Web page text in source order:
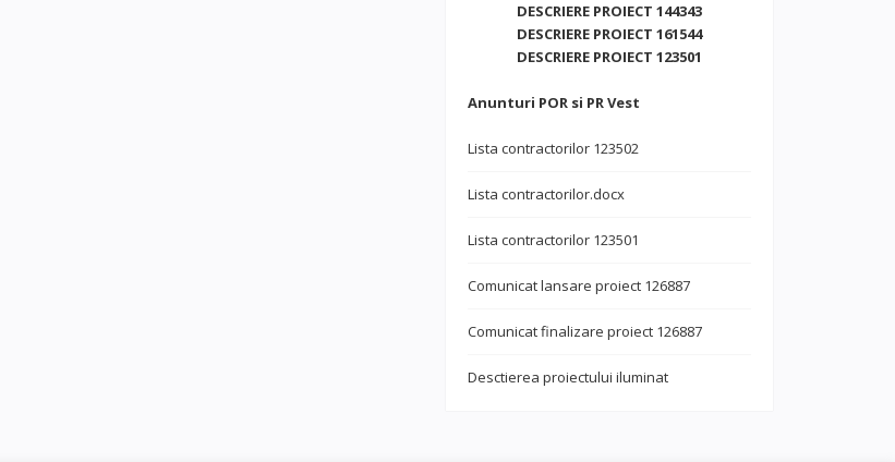
DESCRIERE PROIECT 144343
DESCRIERE PROIECT 161544
DESCRIERE PROIECT 123501
Anunturi POR si PR Vest
Lista contractorilor 123502
Lista contractorilor.docx
Lista contractorilor 123501
Comunicat lansare proiect 126887
Comunicat finalizare proiect 126887
Desctierea proiectului iluminat